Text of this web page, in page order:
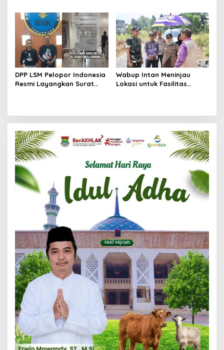
Menuju Kancah Dunia
Berkas Mandek
DPP LSM Pelopor Indonesia
Resmi Layangkan Surat
Wabup Intan Meninjau
Lokasi untuk Fasilitas